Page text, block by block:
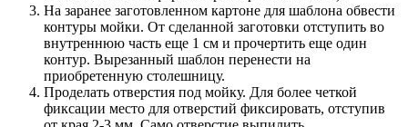
На заранее заготовленном картоне для шаблона обвести
контуры мойки. От сделанной заготовки отступить во
внутреннюю часть еще 1 см и прочертить еще один
контур. Вырезанный шаблон перенести на
приобретенную столешницу.
Проделать отверстия под мойку. Для более четкой
фиксации место для отверстий фиксировать, отступив